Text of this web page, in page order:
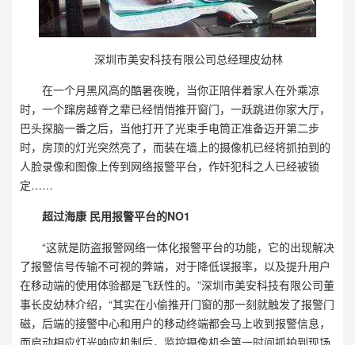
深圳市美安科技有限公司总经理皮幼林
在一个月黑风高的酷暑夜晚，当你正陪伴着家人在外乘凉
时，一个蹿房越脊之辈已经悄悄推开窗门，一跃跳进你家大厅，
巴头探脑一番之后，当他打开了光束手电筒正准备迈开第二步
时，房顶的灯光突然亮了，而装在墙上的摄像机已经将抓拍到的
人脸录像和图像上传到网络报警平台，作奸犯科之人已经被锁
定……
超过海康 民用报警平台的NO1
“这就是防盗报警网络一体化报警平台的功能，它的出现解决
了报警信号传输不可视的弊端，对于降低误报率，以及提升用户
在移动端的使用体验都是飞跃性的。”深圳市美安科技有限公司董
事长皮幼林介绍，“其实在小偷推开门窗的那一刻就触发了报警门
磁，后端的接警中心和用户的移动终端都会马上收到报警信息，
而启动相应灯光响应机制后，监控摄像机会第一时间抓拍到现场